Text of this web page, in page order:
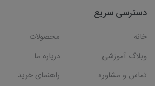
دسترسی سریع
خانه
محصولات
وبلاگ آموزشی
درباره ما
تماس و مشاوره
راهنمای خرید